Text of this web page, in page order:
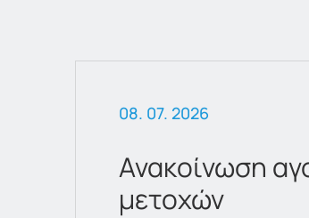
08. 07. 2026
Ανακοίνωση
μετοχών